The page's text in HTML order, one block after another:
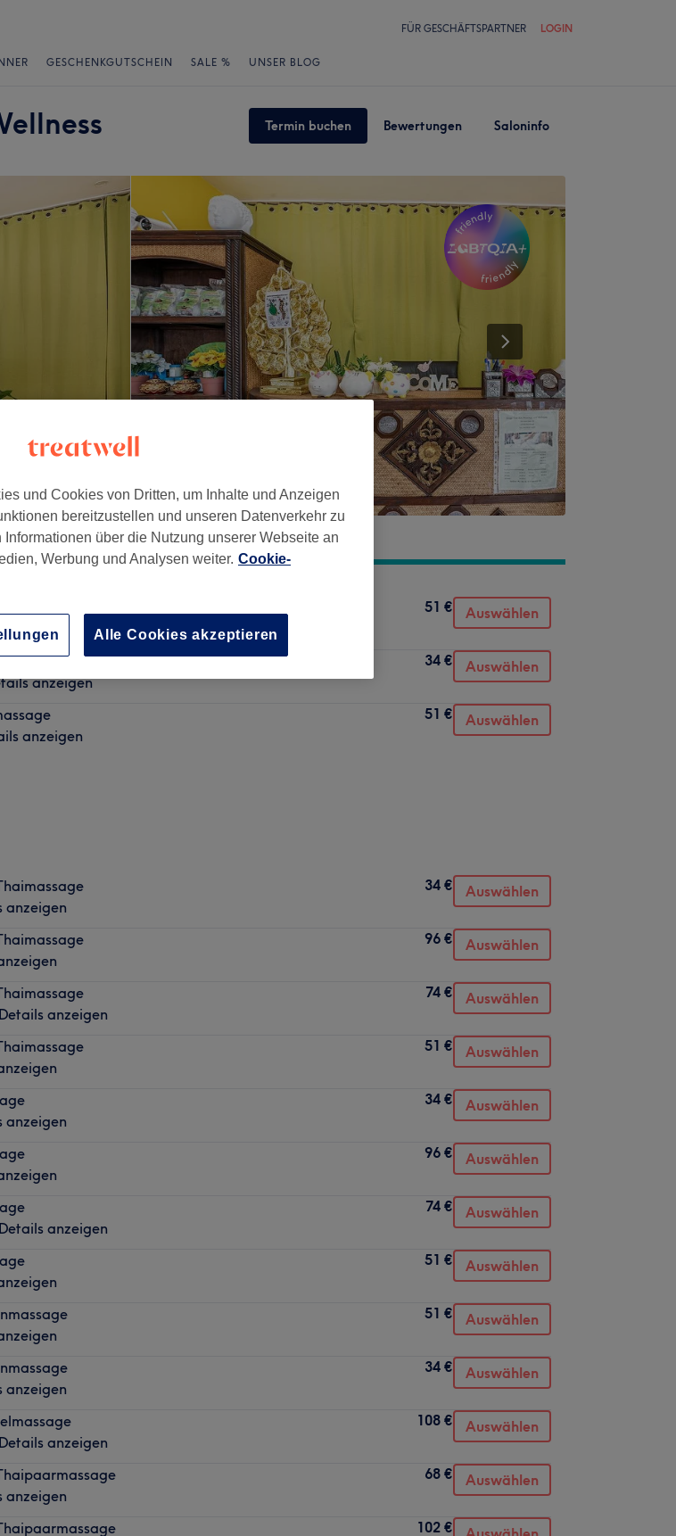
FÜR GESCHÄFTSPARTNER LOGIN
GESCHENKGUTSCHEIN SALE % UNSER BLOG
Termin buchen Bewertungen Saloninfo
anzeigen
51 € Auswählen
Thaimassage
anzeigen
34 € Auswählen
anzeigen
51 € Auswählen
anzeigen
34 € Auswählen
96 € Auswählen
Details anzeigen
74 € Auswählen
51 € Auswählen
anzeigen
34 € Auswählen
96 € Auswählen
Details anzeigen
74 € Auswählen
51 € Auswählen
51 € Auswählen
anzeigen
34 € Auswählen
Details anzeigen
108 € Auswählen
anzeigen
68 € Auswählen
102 €
und Cookies von Dritten, um Inhalte und Anzeigen
bereitzustellen und unseren Datenverkehr zu
über die Nutzung unserer Webseite an
Werbung und Analysen weiter. Cookie-
Alle Cookies akzeptieren